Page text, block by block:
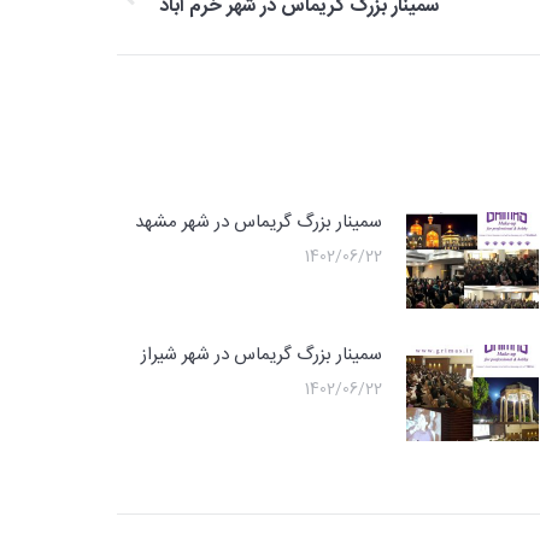
سمینار بزرگ گریماس در شهر خرم آباد
سمینار بزرگ گریماس در شهر مشهد
1402/06/22
سمینار بزرگ گریماس در شهر شیراز
1402/06/22